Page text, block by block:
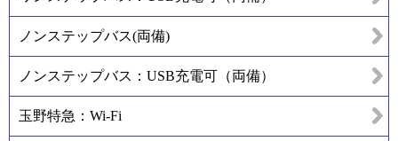
ノンステップバス(両備)
ノンステップバス：USB充電可（両備）
玉野特急：Wi-Fi